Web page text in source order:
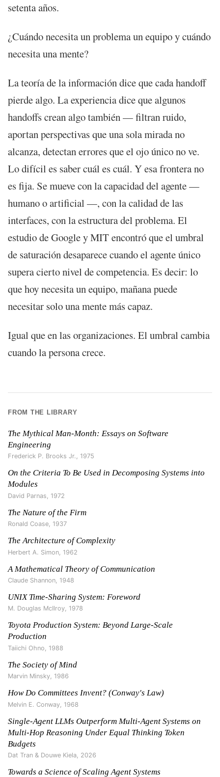
setenta años.
¿Cuándo necesita un problema un equipo y cuándo
necesita una mente?
La teoría de la información dice que cada handoff
pierde algo. La experiencia dice que algunos
handoffs crean algo también — filtran ruido,
aportan perspectivas que una sola mirada no
alcanza, detectan errores que el ojo único no ve.
Lo difícil es saber cuál es cuál. Y esa frontera no
es fija. Se mueve con la capacidad del agente —
humano o artificial —, con la calidad de las
interfaces, con la estructura del problema. El
estudio de Google y MIT encontró que el umbral
de saturación desaparece cuando el agente único
supera cierto nivel de competencia. Es decir: lo
que hoy necesita un equipo, mañana puede
necesitar solo una mente más capaz.
Igual que en las organizaciones. El umbral cambia
cuando la persona crece.
FROM THE LIBRARY
The Mythical Man-Month: Essays on Software
Engineering
Frederick P. Brooks Jr., 1975
On the Criteria To Be Used in Decomposing Systems into
Modules
David Parnas 1972
The Nature of the Firm
Ronald Coase, 1937
The Architecture of Complexity
Herbert A. Simon 1962
A Mathematical Theory of Communication
Claude Shannon, 1948
UNIX Time-Sharing System: Foreword
M. Douglas McIlroy, 1978
Toyota Production System: Beyond Large-Scale
Production
Taiichi Ohno 1988
The Society of Mind
Marvin Minsky, 1986
How Do Committees Invent? (Conway's Law)
Melvin E. Conway 1968
Single-Agent LLMs Outperform Multi-Agent Systems on
Multi-Hop Reasoning Under Equal Thinking Token
Budgets
Dat Tran & Douwe Kiela, 2026
Towards a Science of Scaling Agent Systems